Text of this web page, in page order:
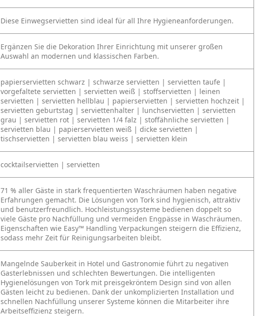
Diese Einwegservietten sind ideal für all Ihre Hygieneanforderungen.
Ergänzen Sie die Dekoration Ihrer Einrichtung mit unserer großen
Auswahl an modernen und klassischen Farben.
papierservietten schwarz | schwarze servietten | servietten taufe |
vorgefaltete servietten | servietten weiß | stoffservietten | leinen
servietten | servietten hellblau | papierservietten | servietten hochzeit |
servietten geburtstag | serviettenhalter | lunchservietten | servietten
grau | servietten rot | servietten 1/4 falz | stoffähnliche servietten |
servietten blau | papierservietten weiß | dicke servietten |
tischservietten | servietten blau weiss | servietten klein
cocktailservietten | servietten
71 % aller Gäste in stark frequentierten Waschräumen haben negative
Erfahrungen gemacht. Die Lösungen von Tork sind hygienisch, attraktiv
und benutzerfreundlich. Hochleistungssysteme bedienen doppelt so
viele Gäste pro Nachfüllung und vermeiden Engpässe in Waschräumen.
Eigenschaften wie Easy™ Handling Verpackungen steigern die Effizienz,
sodass mehr Zeit für Reinigungsarbeiten bleibt.
Mangelnde Sauberkeit in Hotel und Gastronomie führt zu negativen
Gasterlebnissen und schlechten Bewertungen. Die intelligenten
Hygienelösungen von Tork mit preisgekröntem Design sind von allen
Gästen leicht zu bedienen. Dank der unkomplizierten Installation und
schnellen Nachfüllung unserer Systeme können die Mitarbeiter ihre
Arbeitseffizienz steigern.